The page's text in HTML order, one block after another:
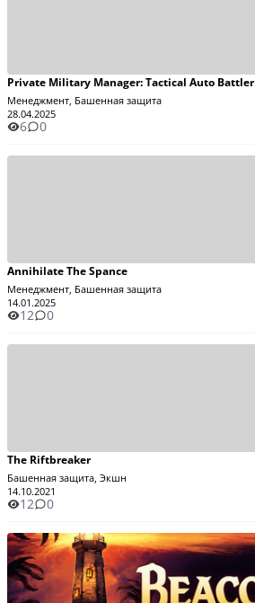
Private Military Manager: Tactical Auto Battler
Менеджмент, Башенная защита
28.04.2025
6 0
Annihilate The Spance
Менеджмент, Башенная защита
14.01.2025
12 0
The Riftbreaker
Башенная защита, Экшн
14.10.2021
12 0